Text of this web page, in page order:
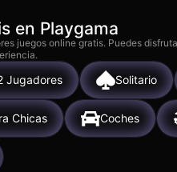
en Playgama
juegos online gratis. Puedes
Jugadores Solitario
Chicas Coches